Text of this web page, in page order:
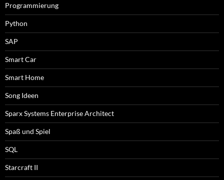
Programmierung
Python
SAP
Smart Car
Smart Home
Song Ideen
Sparx Systems Enterprise Architect
Spaß und Spiel
SQL
Starcraft II